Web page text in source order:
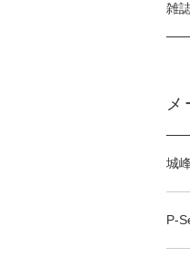
雑
メ
城
P-